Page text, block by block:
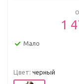
1
Мало
Цвет: черный